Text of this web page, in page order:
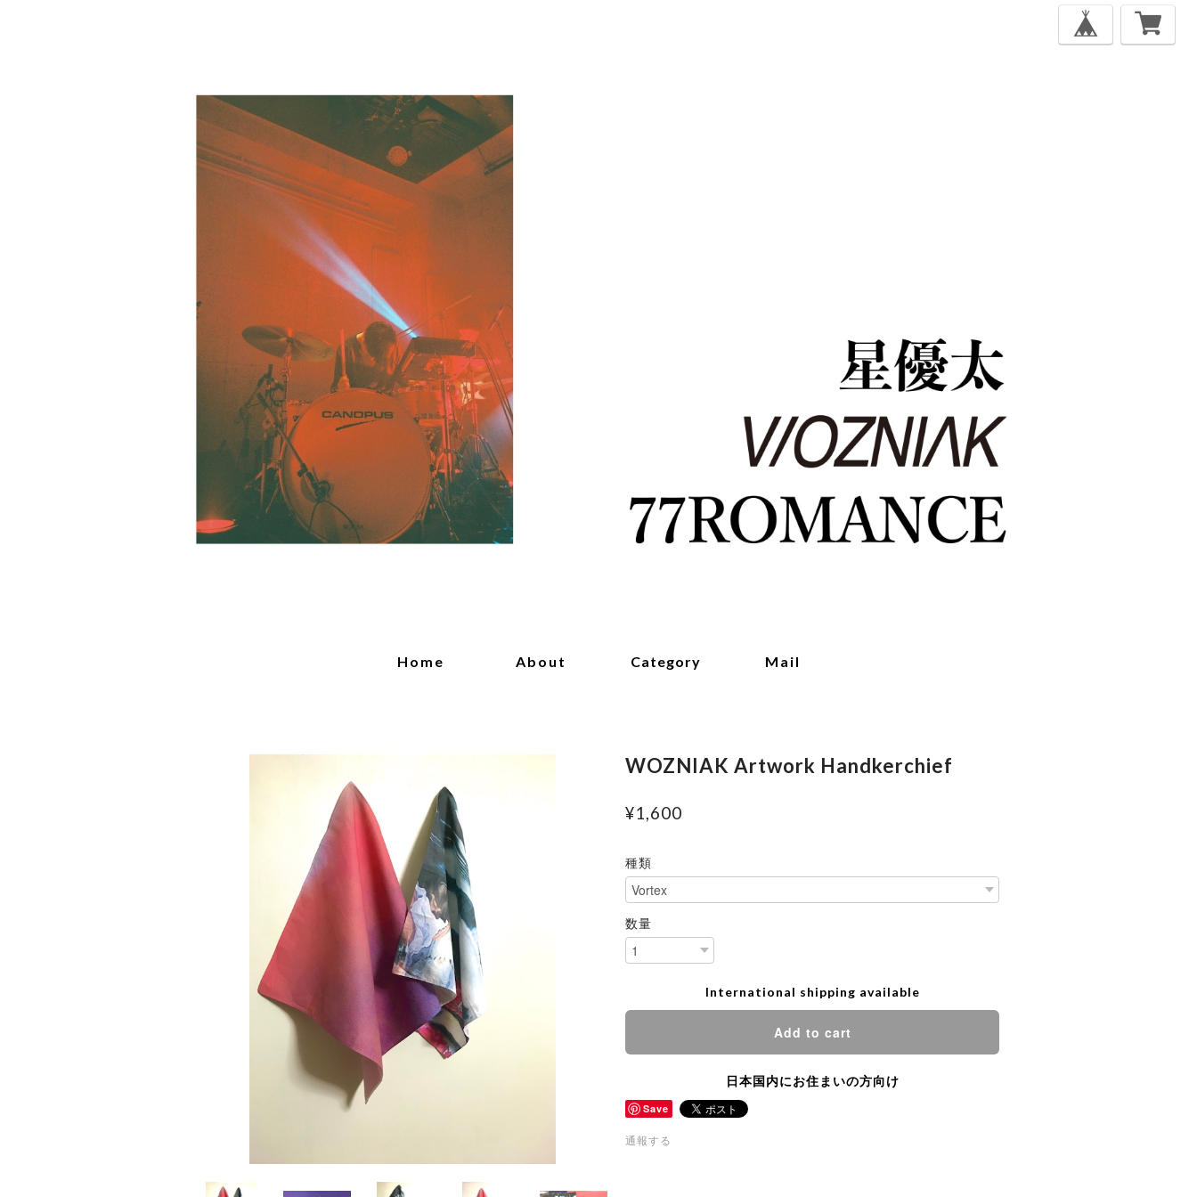
Home About Category Mail
WOZNIAK Artwork Handkerchief
¥1,600
種類
数量
International shipping available
Add to cart
日本国内にお住まいの方向け
Save
通報する